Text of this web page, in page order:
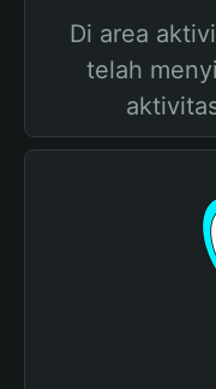
Di area
telah